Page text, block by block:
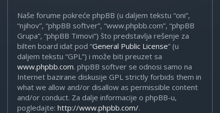
Naše forume pokreće phpBB (u daljem tekstu “oni”,
“njihov”, “phpBB softver”, “www.phpbb.com”, “phpBB
Grupa”, “phpBB Timovi”) što predstavlja rešenje za
bilten board idat pod “General Public License” (u
daljem tekstu “GPL”) i može biti preuzet sa
www.phpbb.com. phpBB softver se odnosi samo na
Internet bazirane diskusije GPL strictly forbids them in
what we allow and/or disallow as permissible content
and/or conduct. Za dalje informacije o phpBB-u,
pogledajte: http://www.phpbb.com/.